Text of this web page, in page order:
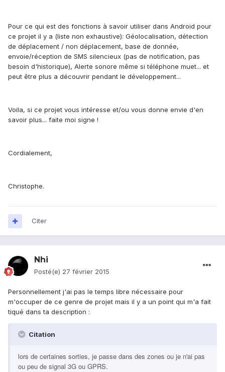
Pour ce qui est des fonctions à savoir utiliser dans Android pour
ce projet il y a (liste non exhaustive): Géolocalisation, détection
de déplacement / non déplacement, base de donnée,
envoie/réception de SMS silencieux (pas de notification, pas
besoin d'historique), Alerte sonore même si téléphone muet... et
peut être plus a découvrir pendant le développement...
Voila, si ce projet vous intéresse et/ou vous donne envie d'en
savoir plus... faite moi signe !
Cordialement,
Christophe.
Citer
Nhi
Posté(e) 27 février 2015
Personnellement j'ai pas le temps libre nécessaire pour
m'occuper de ce genre de projet mais il y a un point qui m'a fait
tiqué dans ta description :
Citation
lors de certaines sorties, je passe dans des zones ou je n'ai pas
ou peu de signal 3G ou GPRS.